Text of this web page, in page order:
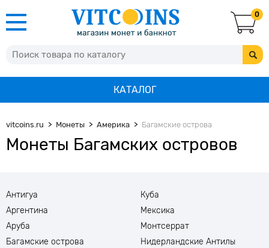
0
КАТАЛОГ
vitcoins.ru Монеты Америка Багамские острова
Монеты Багамских островов
Антигуа
Аргентина
Аруба
Багамские острова
Куба
Мексика
Монтсеррат
Нидерландские Антилы